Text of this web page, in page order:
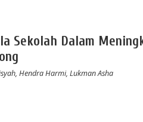
Sekolah Dalam
Hendra Harmi, Lukman Asha